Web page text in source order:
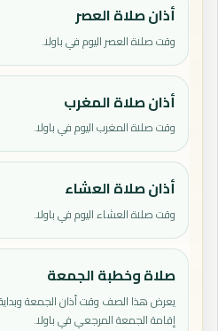
أذان صلاة العصر
وقت صلاة العصر اليوم في باولا.
أذان صلاة المغرب
وقت صلاة المغرب اليوم في باولا.
أذان صلاة العشاء
وقت صلاة العشاء اليوم في باولا.
صلاة وخطبة الجمعة
يعرض هذا الصف وقت أذان الجمعة
إقامة الجمعة المرجعي في باولا.